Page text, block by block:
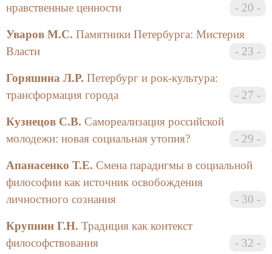
«постперестроечные» годы (не говоря уже о
традициях отечественной историософии XIX-XX
в.), и что же тут можно еще сказать. С другой
привести к острому спору идеологических и этико-
социальных предпочтений, а это занятие по сути
своей малопродуктивное.
Организационный комитет с удовлетворением
отмечает, что вышеназванные опасения в
значительной степени «снимаются» теми
конкретными материалами, которые были получены
для обсуждения и публикации. Работы участников
конференции, представленные в данном сборнике,
обсуждения насущных проблем России. При этом
различия в точках зрения, как правило, не
нравственные ценности
20
Уваров М.С. Памятники Петербурга: Мистерия
Власти
23
Горяшина Л.Р. Петербург и рок-культура:
трансформация города
27
Кузнецов С.В. Самореализация российской
молодежи: новая социальная утопия?
29
Апанасенко Т.Е. Смена парадигмы в социальной
философии как источник освобождения
личностного сознания
30
Крупнин Г.Н. Традиция как контекст
философствования
32